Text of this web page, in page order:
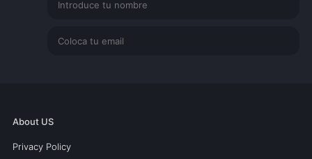
About US
Privacy Policy